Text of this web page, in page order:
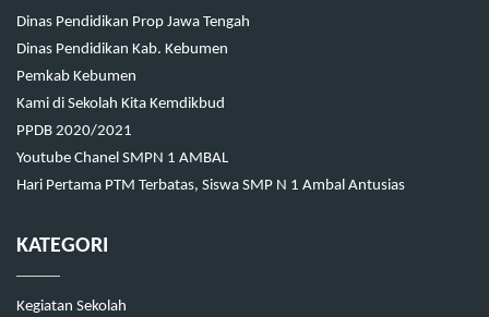
Dinas Pendidikan Prop Jawa Tengah
Dinas Pendidikan Kab. Kebumen
Pemkab Kebumen
Kami di Sekolah Kita Kemdikbud
PPDB 2020/2021
Youtube Chanel SMPN 1 AMBAL
Hari Pertama PTM Terbatas, Siswa SMP N 1 Ambal Antusias
KATEGORI
Kegiatan Sekolah